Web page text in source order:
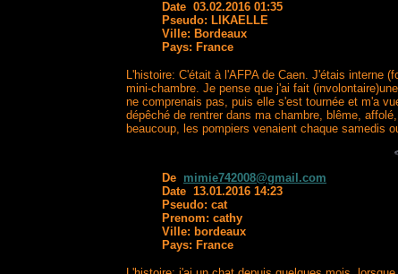
Date 03.02.2016 01:35
Pseudo: LIKAELLE
Ville: Bordeaux
Pays: France
L'histoire: C'était à l'AFPA de Caen. J'étais interne
mini-chambre. Je pense que j'ai fait
ne comprenais pas, puis elle s'est tournée et m'a
dépêché de rentrer dans ma chambre, blême,
beaucoup, les pompiers venaient chaque samedis
De mimie742008@gmail.com
Date 13.01.2016 14:23
Pseudo: cat
Prenom: cathy
Ville: bordeaux
Pays: France